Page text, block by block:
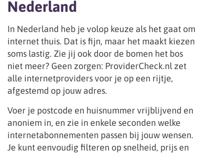
Nederland
In Nederland heb je volop keuze als het gaat om
internet thuis. Dat is fijn, maar het maakt kiezen
soms lastig. Zie jij ook door de bomen het bos
niet meer? Geen zorgen: ProviderCheck.nl zet
alle internetproviders voor je op een rijtje,
afgestemd op jouw adres.
Voer je postcode en huisnummer vrijblijvend en
anoniem in, en zie in enkele seconden welke
internetabonnementen passen bij jouw wensen.
Je kunt eenvoudig filteren op snelheid, prijs en